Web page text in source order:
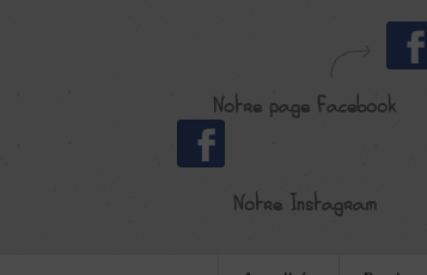
Notre page Facebook
Notre Instagram